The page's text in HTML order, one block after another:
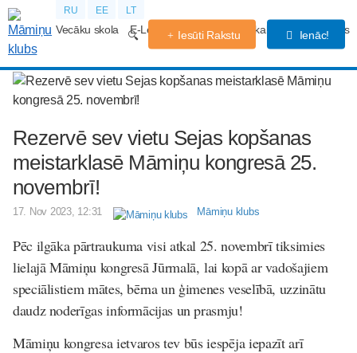
RU EE LT
Vecāku skola E-Lekcijas Grūtniecības kalendārs Forums
Iesūti Rakstu Ienāc!
Rezervē sev vietu Sejas kopšanas
meistarklasē Māmiņu kongresā 25.
novembrī!
17. Nov 2023, 12:31 Māmiņu klubs
Pēc ilgāka pārtraukuma visi atkal 25. novembrī tiksimies
lielajā Māmiņu kongresā Jūrmalā, lai kopā ar vadošajiem
speciālistiem mātes, bērna un ģimenes veselībā, uzzinātu
daudz noderīgas informācijas un prasmju!
Māmiņu kongresa ietvaros tev būs iespēja iepazīt arī